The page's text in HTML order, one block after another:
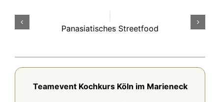
Panasiatisches Streetfood
Teamevent Kochkurs Köln im Marieneck